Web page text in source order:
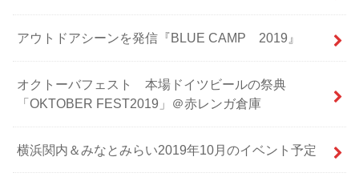
アウトドアシーンを発信『BLUE CAMP 2019』
オクトーバフェスト 本場ドイツビールの祭典
「OKTOBER FEST2019」＠赤レンガ倉庫
横浜関内＆みなとみらい2019年10月のイベント予定